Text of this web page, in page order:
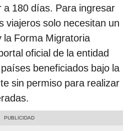
a 180 días. Para ingresar
viajeros solo necesitan un
la Forma Migratoria
oficial de la entidad
beneficiados bajo la
sin permiso para realizar